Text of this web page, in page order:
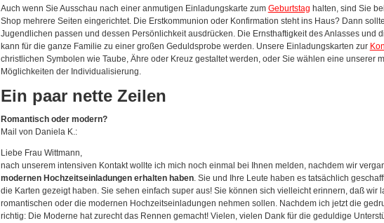
Auch wenn Sie Ausschau nach einer anmutigen Einladungskarte zum Geburtstag halten, sind Sie
Shop mehrere Seiten eingerichtet. Die Erstkommunion oder Konfirmation steht ins Haus? Dann
Jugendlichen passen und dessen Persönlichkeit ausdrücken. Die Ernsthaftigkeit des Anlasses und
kann für die ganze Familie zu einer großen Geduldsprobe werden. Unsere Einladungskarten zur
christlichen Symbolen wie Taube, Ähre oder Kreuz gestaltet werden, oder Sie wählen eine unserer
Möglichkeiten der Individualisierung.
Ein paar nette Zeilen
Romantisch oder modern?
Mail von Daniela K.:
Liebe Frau Wittmann,
nach unserem intensiven Kontakt wollte ich mich noch einmal bei Ihnen melden, nachdem wir
modernen Hochzeitseinladungen erhalten haben. Sie und Ihre Leute haben es tatsächlich
die Karten gezeigt haben. Sie sehen einfach super aus! Sie können sich vielleicht erinnern, daß wir
romantischen oder die modernen Hochzeitseinladungen nehmen sollen. Nachdem ich jetzt die
richtig: Die Moderne hat zurecht das Rennen gemacht! Vielen, vielen Dank für die geduldige